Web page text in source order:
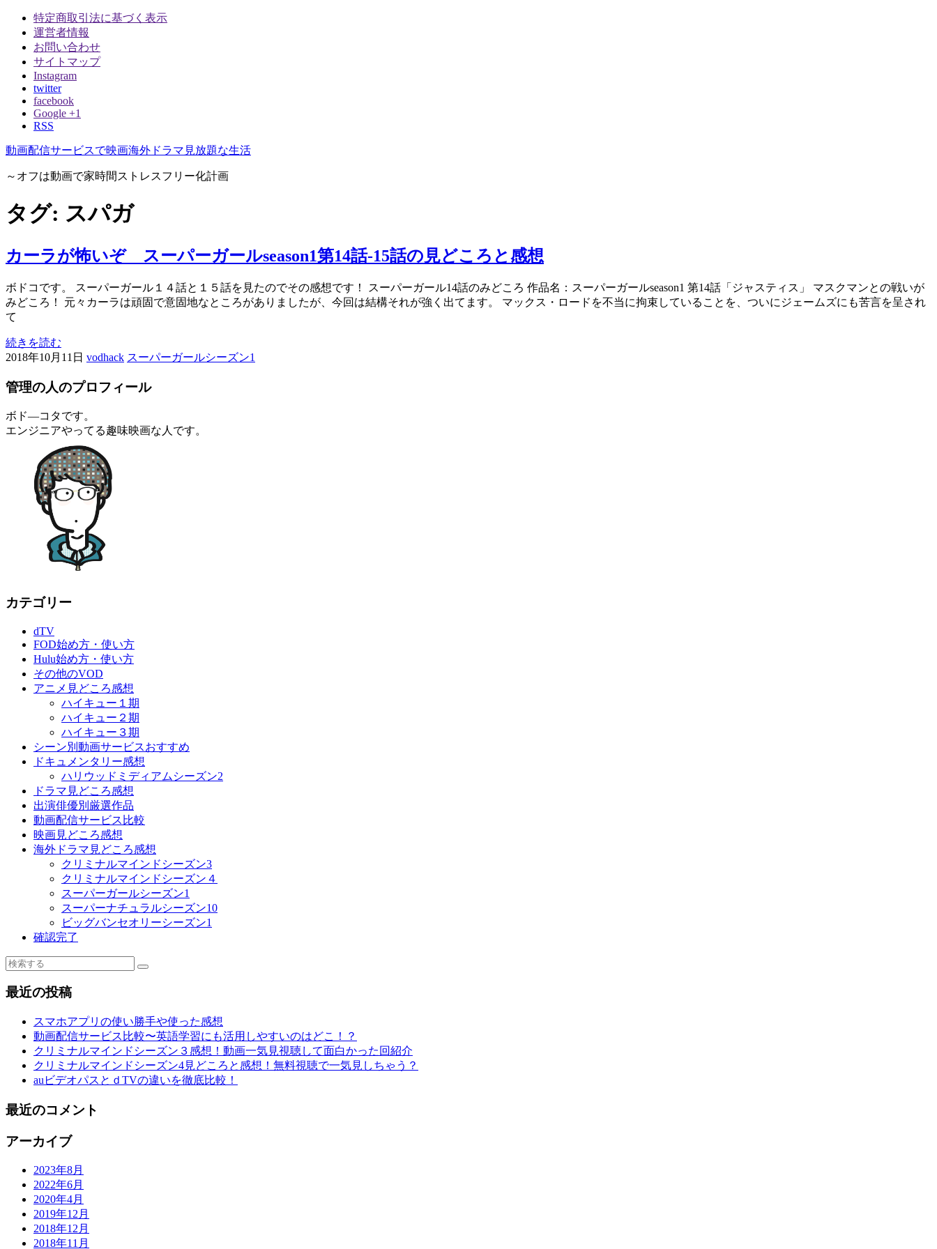
特定商取引法に基づく表示
運営者情報
お問い合わせ
サイトマップ
Instagram
twitter
facebook
Google +1
RSS
動画配信サービスで映画海外ドラマ見放題な生活
～オフは動画で家時間ストレスフリー化計画
タグ: スパガ
カーラが怖いぞ スーパーガールseason1第14話-15話の見どころと感想
ボドコです。 スーパーガール１４話と１５話を見たのでその感想です！ スーパーガール14話のみどころ 作品名：スーパーガールseason1 第14話「ジャスティス」 マスクマンとの戦いが
みどころ！ 元々カーラは頑固で意固地なところがありましたが、今回は結構それが強く出てます。 マックス・ロードを不当に拘束していることを、ついにジェームズにも苦言を呈され
て
続きを読む
2018年10月11日 vodhack スーパーガールシーズン1
管理の人のプロフィール
ボド―コタです。
エンジニアやってる趣味映画な人です。
カテゴリー
dTV
FOD始め方・使い方
Hulu始め方・使い方
その他のVOD
アニメ見どころ感想
ハイキュー１期
ハイキュー２期
ハイキュー３期
シーン別動画サービスおすすめ
ドキュメンタリー感想
ハリウッドミディアムシーズン2
ドラマ見どころ感想
出演俳優別厳選作品
動画配信サービス比較
映画見どころ感想
海外ドラマ見どころ感想
クリミナルマインドシーズン3
クリミナルマインドシーズン４
スーパーガールシーズン1
スーパーナチュラルシーズン10
ビッグバンセオリーシーズン1
確認完了
最近の投稿
スマホアプリの使い勝手や使った感想
動画配信サービス比較〜英語学習にも活用しやすいのはどこ！？
クリミナルマインドシーズン３感想！動画一気見視聴して面白かった回紹介
クリミナルマインドシーズン4見どころと感想！無料視聴で一気見しちゃう？
auビデオパスとｄTVの違いを徹底比較！
最近のコメント
アーカイブ
2023年8月
2022年6月
2020年4月
2019年12月
2018年12月
2018年11月